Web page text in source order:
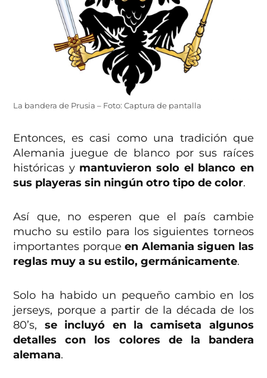
La bandera de Prusia – Foto: Captura de pantalla
Entonces, es casi como una tradición que
Alemania juegue de blanco por sus raíces
históricas y mantuvieron solo el blanco en
sus playeras sin ningún otro tipo de color.
Así que, no esperen que el país cambie
mucho su estilo para los siguientes torneos
importantes porqueen Alemania siguen las
reglas muy a su estilo, germánicamente.
Solo ha habido un pequeño cambio en los
jerseys, porque a partir de la década de los
80’s, se incluyó en la camiseta algunos
detalles con los colores de la bandera
alemana.